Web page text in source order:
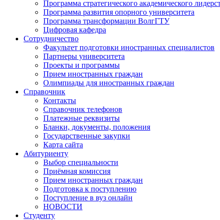
Программа стратегического академического
Программа развития опорного университета
Программа трансформации ВолгГТУ
Цифровая кафедра
Сотрудничество
Факультет подготовки иностранных специалистов
Партнеры университета
Проекты и программы
Прием иностранных граждан
Олимпиады для иностранных граждан
Справочник
Контакты
Справочник телефонов
Платежные реквизиты
Бланки, документы, положения
Государственные закупки
Карта сайта
Абитуриенту
Выбор специальности
Приёмная комиссия
Прием иностранных граждан
Подготовка к поступлению
Поступление в вуз онлайн
НОВОСТИ
Студенту